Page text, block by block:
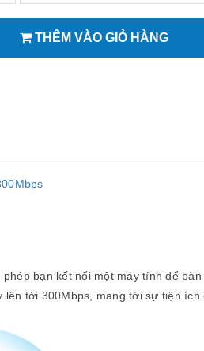
THÊM VÀO GIỎ HÀNG
phép bạn kết nối một máy tính để
tới 300Mbps, mang tới sự tiện